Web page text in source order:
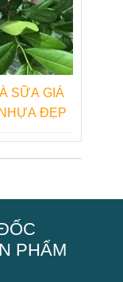
SỮA GIÁ
ĐẸP
PHẨM